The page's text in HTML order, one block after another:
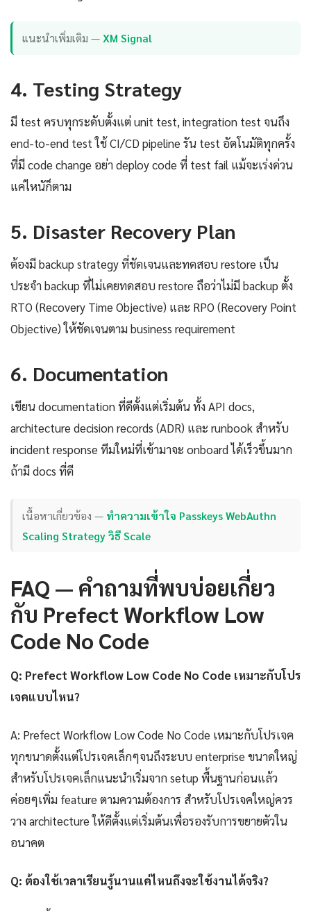
แนะนำเพิ่มเติม —XM Signal
4. Testing Strategy
มี test ครบทุกระดับตั้งแต่ unit test, integration test จนถึง
end-to-end test ใช้ CI/CD pipeline รัน test อัตโนมัติทุกครั้ง
ที่มี code change อย่า deploy code ที่ test fail แม้จะเร่งด่วน
แค่ไหนัก็ตาม
5. Disaster Recovery Plan
ต้องมี backup strategy ที่ชัดเจนและทดสอบ restore เป็น
ประจำ backup ที่ไม่เคยทดสอบ restore ถือว่าไม่มี backup ตั้ง
RTO (Recovery Time Objective) และ RPO (Recovery Point
Objective) ให้ชัดเจนตาม business requirement
6. Documentation
เขียน documentation ที่ดีตั้งแต่เริ่มต้น ทั้ง API docs,
architecture decision records (ADR) และ runbook สำหรับ
incident response ทีมใหม่ที่เข้ามาจะ onboard ได้เร็วขึ้นมาก
ถ้ามี docs ที่ดี
เนื้อหาเกี่ยวข้อง — ทำความเข้าใจ Passkeys WebAuthn
Scaling Strategy วิธี Scale
FAQ — คำถามที่พบบ่อยเกี่ยว
กับ Prefect Workflow Low
Code No Code
Q: Prefect Workflow Low Code No Code เหมาะกับโปร
เจคแบบไหน?
A: Prefect Workflow Low Code No Code เหมาะกับโปรเจค
ทุกขนาดตั้งแต่โปรเจคเล็กๆจนถึงระบบ enterprise ขนาดใหญ่
สำหรับโปรเจคเล็กแนะนำเริ่มจาก setup พื้นฐานก่อนแล้ว
ค่อยๆเพิ่ม feature ตามความต้องการ สำหรับโปรเจคใหญ่ควร
วาง architecture ให้ดีตั้งแต่เริ่มต้นเพื่อรองรับการขยายตัวใน
อนาคต
Q: ต้องใช้เวลาเรียนรู้นานแค่ไหนถึงจะใช้งานได้จริง?